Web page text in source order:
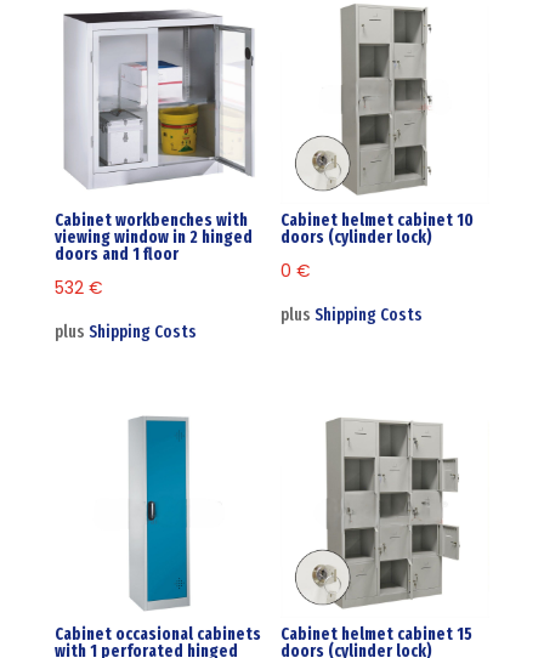
Cabinet workbenches with
viewing window in 2 hinged
doors and 1 floor
532 €
plus Shipping Costs
Cabinet helmet cabinet 10
doors (cylinder lock)
0€
plusShipping Costs
Cabinet occasional cabinets
with 1 perforated hinged
Cabinet helmet cabinet 15
doors (cylinder lock)